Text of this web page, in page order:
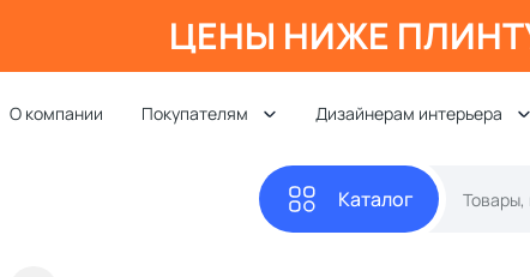
ЦЕНЫ НИЖЕ
О компании Покупателям Дизайнерам интерьера
Каталог